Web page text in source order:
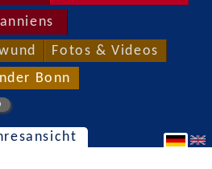
Fotos & Videos
Bonn